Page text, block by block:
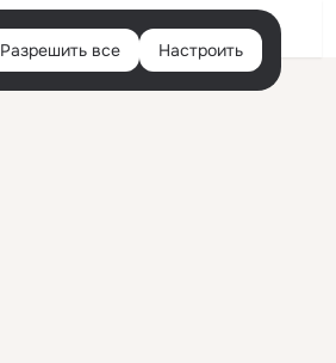
Войти
Разрешить все Настроить